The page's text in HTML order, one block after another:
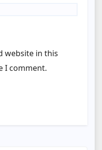
website in this
I comment.